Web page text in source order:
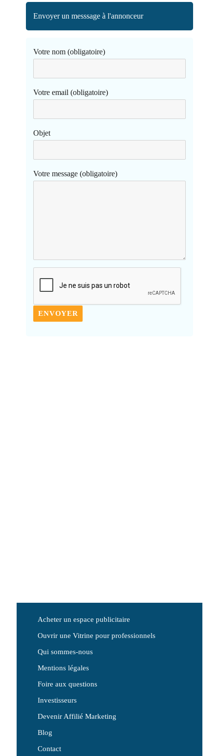
Envoyer un messsage à l'annonceur
Votre nom (obligatoire)
Votre email (obligatoire)
Objet
Votre message (obligatoire)
Acheter un espace publicitaire
Ouvrir une Vitrine pour professionnels
Qui sommes-nous
Mentions légales
Foire aux questions
Investisseurs
Devenir Affilié Marketing
Blog
Contact